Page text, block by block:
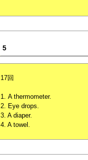
5
17回
1. A thermometer.
2. Eye drops.
3. A diaper.
4. A towel.